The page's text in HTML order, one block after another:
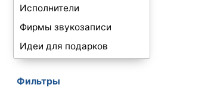
Исполнители
Фирмы звукозаписи
Идеи для подарков
Фильтры